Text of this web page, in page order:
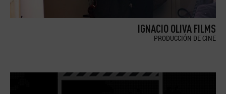
IGNACIO OLIVA FILMS
PRODUCCIÓN DE CINE